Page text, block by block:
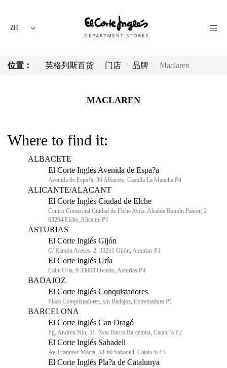
ZH
位置： 英格列斯百货 门店 品牌 Maclaren
MACLAREN
Where to find it:
ALBACETE
El Corte Inglés Avenida de Espa?a
Avenida de Espa?a, 30 Albacete, Castilla La Mancha P4
ALICANTE/ALACANT
El Corte Inglés Ciudad de Elche
Centro Comercial Ciudad de Elche Avda. Alcalde Ramón Pastor, 2
03204 Elche, Alicante P1
ASTURIAS
El Corte Inglés Gijón
C/ Ramón Areces, 2, 33211 Gijón, Asturias P1
El Corte Inglés Uría
Calle Uría, 9 33003 Oviedo, Asturias P4
BADAJOZ
El Corte Inglés Conquistadores
Plaza Conquistadores, s/n Badajoz, Extremadura P1
BARCELONA
El Corte Inglés Can Dragó
Pg. Andreu Nin, 51. Nou Barris Barcelona, Catalu?a P2
El Corte Inglés Sabadell
Av. Francesc Macià, 58-60 Sabadell, Catalu?a P3
El Corte Inglés Pla?a de Catalunya